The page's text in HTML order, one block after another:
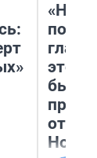
этого
бьет